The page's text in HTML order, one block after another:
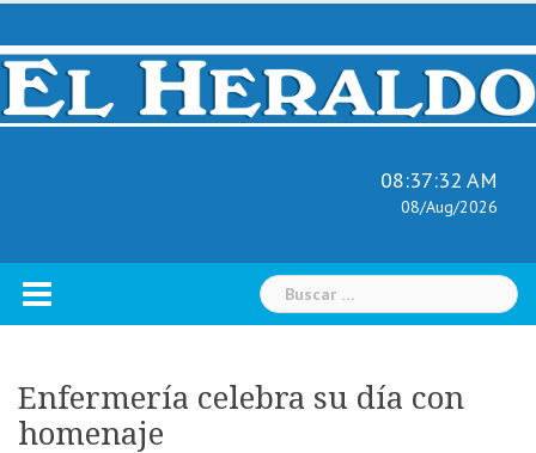
Skip
content
08:37:33 AM
08/Aug/2026
Buscar:
Enfermería celebra su día con
homenaje